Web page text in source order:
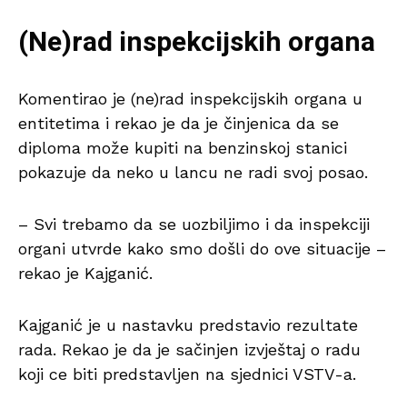
(Ne)rad inspekcijskih organa
Komentirao je (ne)rad inspekcijskih organa u
entitetima i rekao je da je činjenica da se
diploma može kupiti na benzinskoj stanici
pokazuje da neko u lancu ne radi svoj posao.
– Svi trebamo da se uozbiljimo i da inspekciji
organi utvrde kako smo došli do ove situacije –
rekao je Kajganić.
Kajganić je u nastavku predstavio rezultate
rada. Rekao je da je sačinjen izvještaj o radu
koji ce biti predstavljen na sjednici VSTV-a.